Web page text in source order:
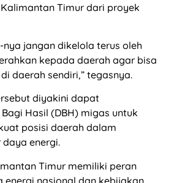
Timur dari proyek
nya jangan dikelola terus oleh
kepada daerah agar bisa
daerah sendiri,” tegasnya.
diyakini dapat
Hasil (DBH) migas untuk
posisi daerah dalam
energi.
Timur memiliki peran
nasional dan kebijakan